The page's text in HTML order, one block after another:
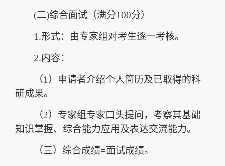
(二)综合面试（满分100分）
1.形式：由专家组对考生逐一考核。
2.内容：
（1 ）申请者介绍个人简历及已取得的科
研成果。
（2）专家组专家口头提问，考察其基础
知识掌握、综合能力应用及表达交流能力。
（三）综合成绩=面试成绩。